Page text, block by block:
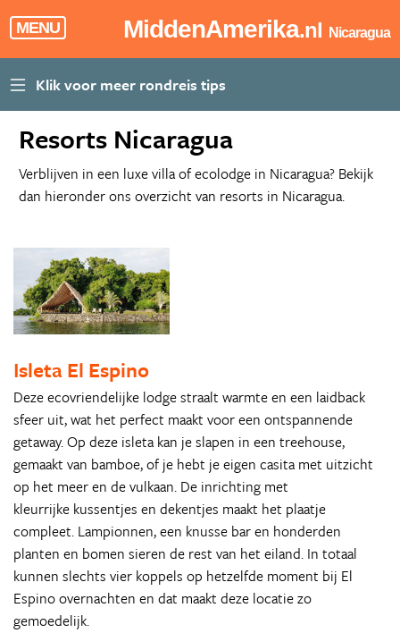
MENU MiddenAmerika.nl Nicaragua
Resorts Nicaragua
Verblijven in een luxe villa of ecolodge in Nicaragua? Bekijk
dan hieronder ons overzicht van resorts in Nicaragua.
Isleta El Espino
Deze ecovriendelijke lodge straalt warmte en een laidback
sfeer uit, wat het perfect maakt voor een ontspannende
getaway. Op deze isleta kan je slapen in een treehouse,
gemaakt van bamboe, of je hebt je eigen casita met uitzicht
op het meer en de vulkaan. De inrichting met
kleurrijke kussentjes en dekentjes maakt het plaatje
compleet. Lampionnen, een knusse bar en honderden
planten en bomen sieren de rest van het eiland. In totaal
kunnen slechts vier koppels op hetzelfde moment bij El
Espino overnachten en dat maakt deze locatie zo
gemoedelijk.